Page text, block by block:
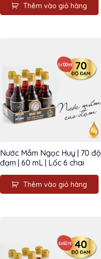
Thêm vào giỏ hàng
Nước Mắm Ngọc Huy | 70 độ
đạm | 60 mL | Lốc 6 chai
Thêm vào giỏ hàng